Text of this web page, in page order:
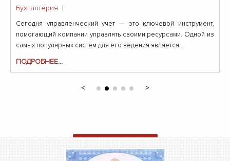
Бухгалтерия |
Сегодня управленческий учет — это ключевой инструмент,
помогающий компании управлять своими ресурсами. Одной из
самых популярных систем для его ведения является...
ПОДРОБНЕЕ...